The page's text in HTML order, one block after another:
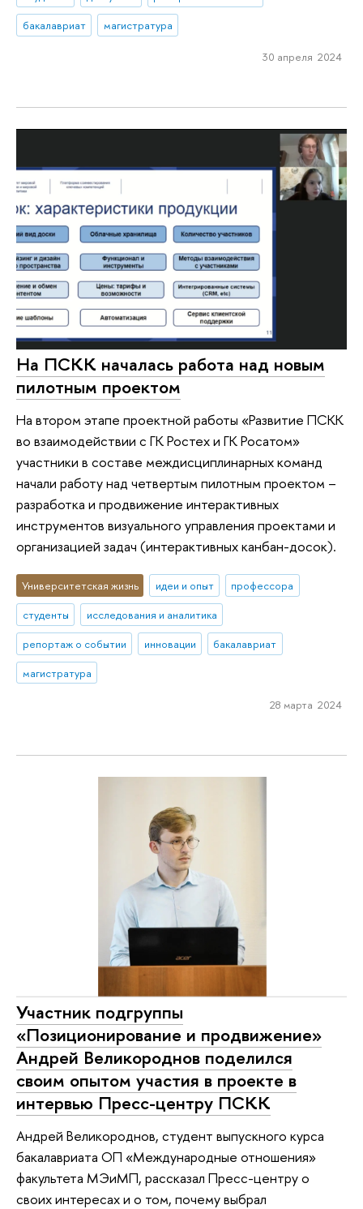
бакалавриат
магистратура
30 апреля 2024
На ПСКК началась работа над новым
пилотным проектом
На втором этапе проектной работы «Развитие ПСКК
во взаимодействии с ГК Ростех и ГК Росатом»
участники в составе междисциплинарных команд
начали работу над четвертым пилотным проектом –
разработка и продвижение интерактивных
инструментов визуального управления проектами и
организацией задач (интерактивных канбан-досок).
Университетская жизнь идеи и опыт
профессора
студенты
исследования и аналитика
репортаж о событии
инновации
бакалавриат
магистратура
28 марта 2024
Участник подгруппы
«Позиционирование и продвижение»
Андрей Великороднов поделился
своим опытом участия в проекте в
интервью Пресс-центру ПСКК
Андрей Великороднов, студент выпускного курса
бакалавриата ОП «Международные отношения»
факультета МЭиМП, рассказал Пресс-центру о
своих интересах и о том, почему выбрал